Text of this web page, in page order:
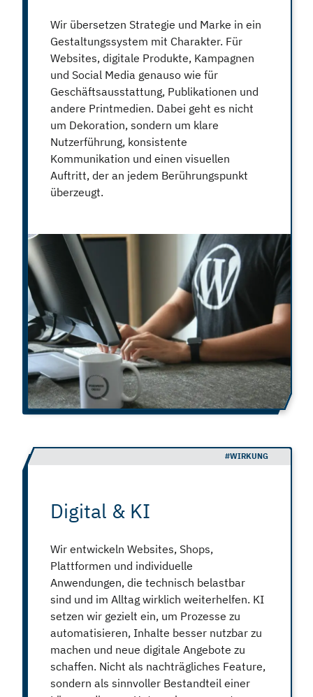
Wir übersetzen Strategie und Marke in ein
Gestaltungssystem mit Charakter. Für
Websites, digitale Produkte, Kampagnen
und Social Media genauso wie für
Geschäftsausstattung, Publikationen und
andere Printmedien. Dabei geht es nicht
um Dekoration, sondern um klare
Nutzerführung, konsistente
Kommunikation und einen visuellen
Auftritt, der an jedem Berührungspunkt
überzeugt.
#WIRKUNG
Digital & KI
Wir entwickeln Websites, Shops,
Plattformen und individuelle
Anwendungen, die technisch belastbar
sind und im Alltag wirklich weiterhelfen. KI
setzen wir gezielt ein, um Prozesse zu
automatisieren, Inhalte besser nutzbar zu
machen und neue digitale Angebote zu
schaffen. Nicht als nachträgliches Feature,
sondern als sinnvoller Bestandteil einer